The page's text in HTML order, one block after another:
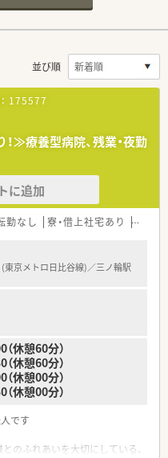
並び順
175577
≫療養型病院、残業・夜勤
に追加
勤なし 寮・借上社宅あり 大手
東京メトロ日比谷線)／三ノ輪駅
休憩60分）
憩60分）
憩00分）
憩00分）
です
のふれあいを大切にしている、